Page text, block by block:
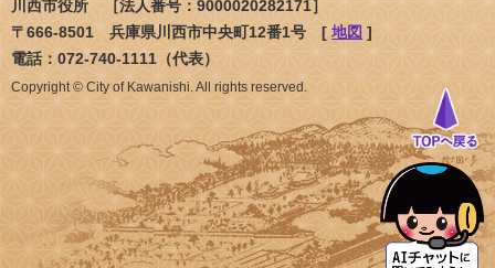
川西市役所 ［法人番号：9000020282171］
〒666-8501 兵庫県川西市中央町12番1号 [ 地図 ]
電話：072-740-1111（代表）
Copyright © City of Kawanishi. All rights reserved.